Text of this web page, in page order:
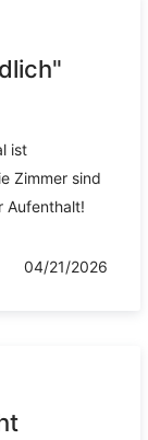
ist
Zimmer sind
Aufenthalt!
04/21/2026